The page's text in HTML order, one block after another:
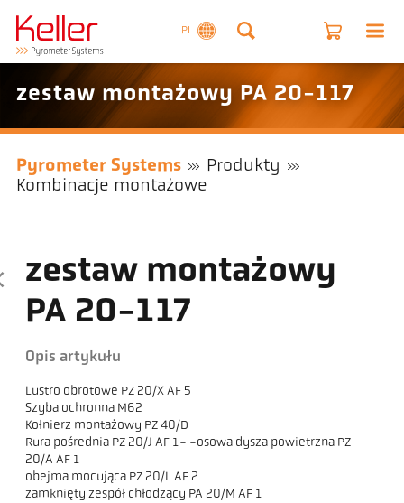
PL
zestaw montażowy PA 20-117
Pyrometer Systems
Produkty
Kombinacje montażowe
zestaw montażowy
PA 20-117
Opis artykułu
Lustro obrotowe PZ 20/X AF 5
Szyba ochronna M62
Kołnierz montażowy PZ 40/D
Rura pośrednia PZ 20/J AF 1- -osowa dysza powietrzna PZ
20/A AF 1
obejma mocująca PZ 20/L AF 2
zamknięty zespół chłodzący PA 20/M AF 1